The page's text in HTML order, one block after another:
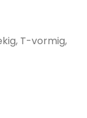
T-vormig,